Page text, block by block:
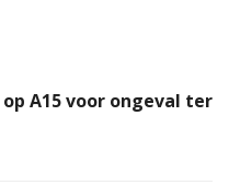
A15 voor ongeval ter